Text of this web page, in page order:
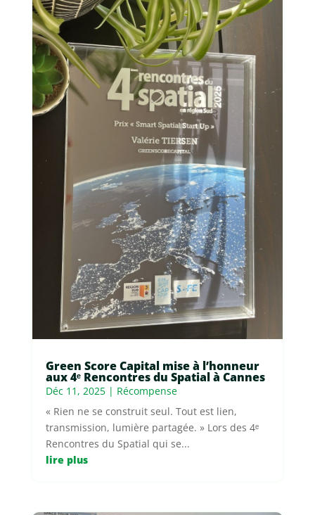
Green Score Capital mise à l’honneur
aux 4ᵉ Rencontres du Spatial à Cannes
Déc 11, 2025| Récompense
« Rien ne se construit seul. Tout est lien,
transmission, lumière partagée. » Lors des 4ᵉ
Rencontres du Spatial qui se...
lire plus